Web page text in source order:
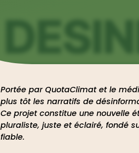
Portée par QuotaClimat et le
plus tôt les narratifs de
Ce projet constitue une nouvelle
pluraliste, juste et éclairé, fondé
fiable.